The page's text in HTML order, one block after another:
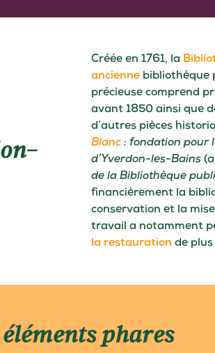
Créée en 1761, la
ancienne bibliothèque
précieuse comprend
avant 1850 ainsi que
d’autres pièces
Blanc : fondation pour
d’Yverdon-les-Bains
de la Bibliothèque
financièrement la
conservation et la
travail a notamment
la restauration de
éléments phares